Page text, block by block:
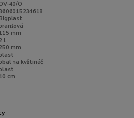
OV-40/O
8606015234618
Bigplast
oranžová
115 mm
2 l
250 mm
plast
obal na květináč
plast
cm